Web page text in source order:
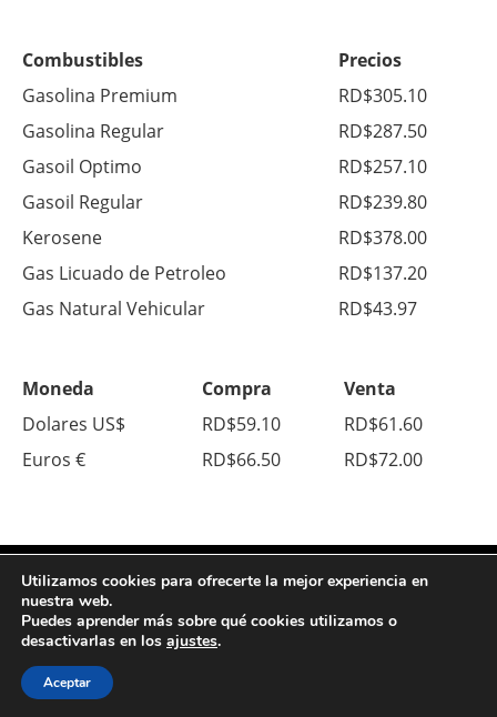
Combustibles
Precios
Gasolina Premium
RD$305.10
Gasolina Regular
RD$287.50
Gasoil Optimo
RD$257.10
Gasoil Regular
RD$239.80
Kerosene
RD$378.00
Gas Licuado de Petroleo
RD$137.20
Gas Natural Vehicular
RD$43.97
Moneda Compra
Venta
Dolares US$
RD$59.10
RD$61.60
Euros €
RD$66.50 RD$72.00
© Copyright 2026. All Right Reserved.
Sobre Nosotros
Política de Privacidad
Utilizamos cookies para ofrecerte la mejor experiencia en
nuestra web.
Puedes aprender más sobre qué cookies utilizamos o
desactivarlas en los ajustes.
Aceptar